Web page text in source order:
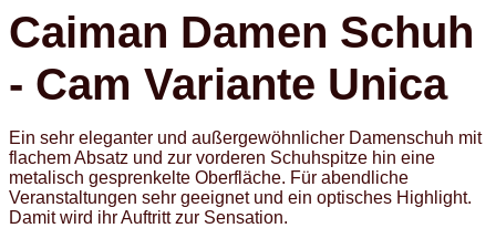
Caiman Damen Schuh
- Cam Variante Unica
Ein sehr eleganter und außergewöhnlicher Damenschuh mit
flachem Absatz und zur vorderen Schuhspitze hin eine
metalisch gesprenkelte Oberfläche. Für abendliche
Veranstaltungen sehr geeignet und ein optisches Highlight.
Damit wird ihr Auftritt zur Sensation.